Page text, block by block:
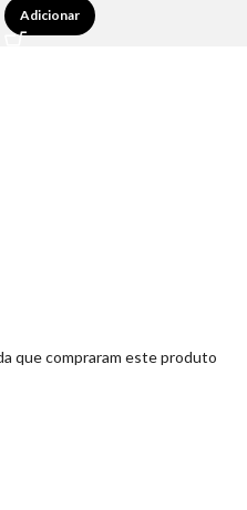
Adicionar
que compraram este produto